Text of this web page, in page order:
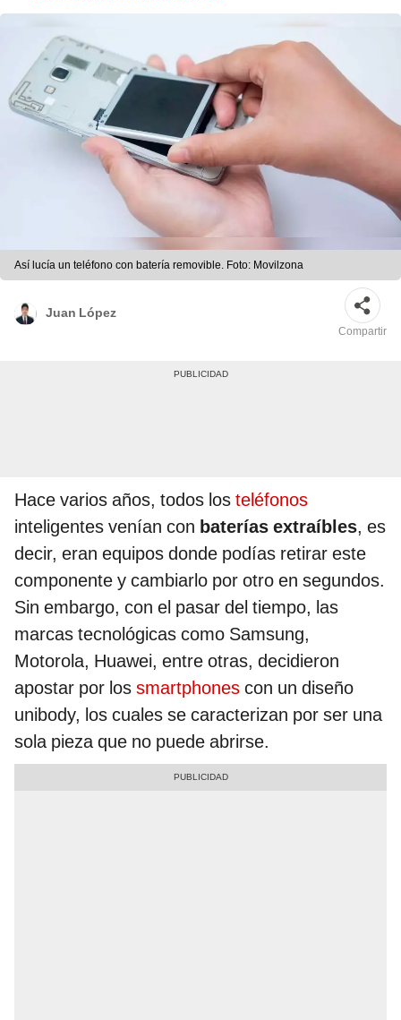
Así lucía un teléfono con batería removible. Foto: Movilzona
Juan López
Compartir
Hace varios años, todos los teléfonos
inteligentes venían con baterías extraíbles, es
decir, eran equipos donde podías retirar este
componente y cambiarlo por otro en segundos.
Sin embargo, con el pasar del tiempo, las
marcas tecnológicas como Samsung,
Motorola, Huawei, entre otras, decidieron
apostar por los smartphones con un diseño
unibody, los cuales se caracterizan por ser una
sola pieza que no puede abrirse.